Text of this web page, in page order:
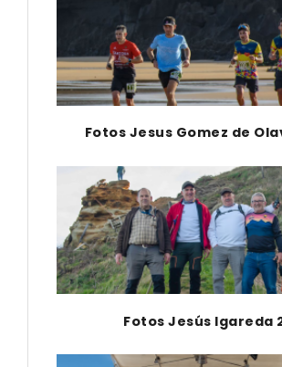
Fotos Jesus Gomez de
Fotos Jesús Igareda